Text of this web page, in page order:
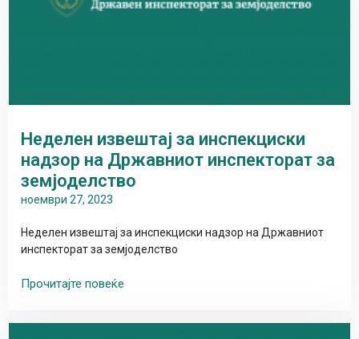
Неделен извештај за инспекциски
надзор на Државниот инспекторат за
земјоделство
ноември 27, 2023
Неделен извештај за инспекциски надзор на Државниот
инспекторат за земјоделство
Прочитајте повеќе